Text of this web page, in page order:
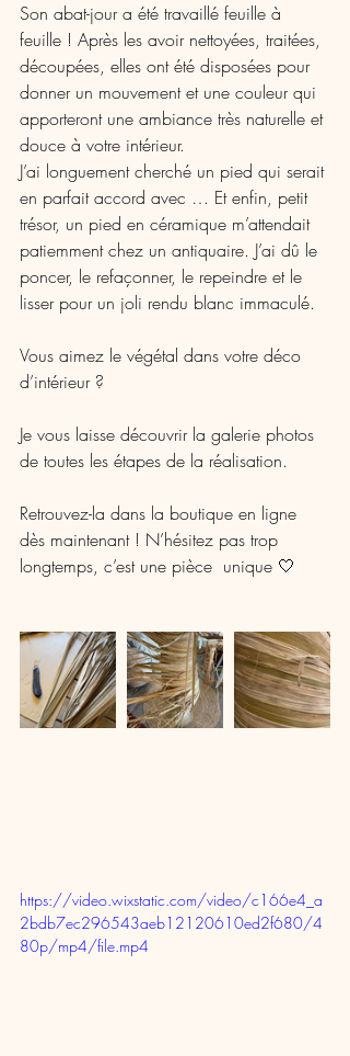
Son abat-jour a été travaillé feuille à
feuille ! Après les avoir nettoyées, traitées,
découpées, elles ont été disposées pour
donner un mouvement et une couleur qui
apporteront une ambiance très naturelle et
douce à votre intérieur.
J’ai longuement cherché un pied qui serait
en parfait accord avec … Et enfin, petit
trésor, un pied en céramique m’attendait
patiemment chez un antiquaire. J’ai dû le
poncer, le refaçonner, le repeindre et le
lisser pour un joli rendu blanc immaculé.
Vous aimez le végétal dans votre déco
d’intérieur ?
Je vous laisse découvrir la galerie photos
de toutes les étapes de la réalisation.
Retrouvez-la dans la boutique en ligne
dès maintenant ! N’hésitez pas trop
longtemps, c’est une pièce  unique 🤍
https://video.wixstatic.com/video/c166e4_a
2bdb7ec296543aeb12120610ed2f680/4
80p/mp4/file.mp4